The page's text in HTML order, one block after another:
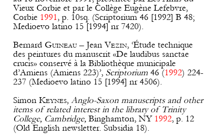
Vieux Corbie et par le Collège Eugène Lefebvre,
Corbie 1991, p. 10sq. (Scriptorium 46 [1992] B 48;
Medioevo latino 15 [1994] nr 7420).
Bernard Guineau– Jean Vezin, ‘Étude technique
des peintures du manuscrit «De laudibus sanctae
crucis» conservé à la Bibliothèque municipale
d’Amiens (Amiens 223)’, Scriptorium 46 (1992) 224-
237 (Medioevo latino 15 [1994] nr 4506).
Simon Keynes, Anglo-Saxon manuscripts and other
items of related interest in the library of Trinity
College, Cambridge, Binghamton, NY 1992, p. 12
(Old English newsletter. Subsidia 18).